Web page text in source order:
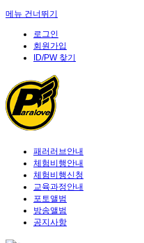
메뉴 건너뛰기
로그인
회원가입
ID/PW 찾기
패러러브안내
체험비행안내
체험비행신청
교육과정안내
포토앨범
방송앨범
공지사항